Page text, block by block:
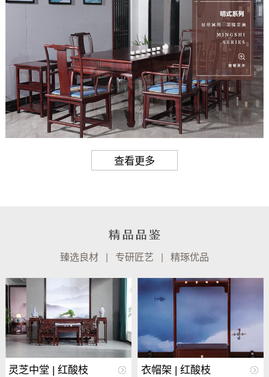
查看更多
臻选良材 | 专研匠艺 | 精琢优品
灵芝中堂 | 红酸枝 衣帽架 | 红酸枝